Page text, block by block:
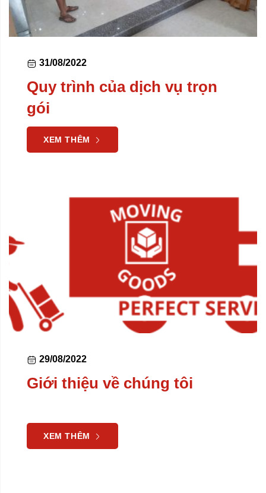
31/08/2022
Quy trình của dịch vụ trọn
gói
XEM THÊM
29/08/2022
Giới thiệu về chúng tôi
XEM THÊM